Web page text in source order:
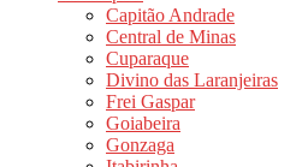
Capitão Andrade
Central de Minas
Cuparaque
Divino das Laranjeiras
Frei Gaspar
Goiabeira
Gonzaga